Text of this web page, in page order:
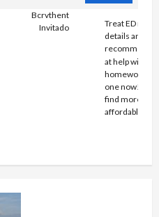
Bcrvthent
Invitado
Treat ED now.
details and
athelp with
homework .
one now! You
find more
affordable